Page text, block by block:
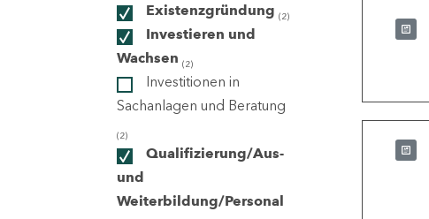
Existenzgründung (2)
Investieren und
Wachsen (2)
Investitionen in
Sachanlagen und Beratung
(2)
Qualifizierung/Aus-
und
Weiterbildung/Personal